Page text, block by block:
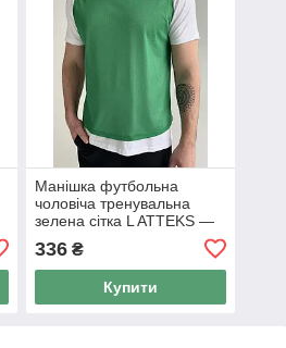
Манішка футбольна
чоловіча тренувальна
зелена сітка L ATTEKS —
336₴
Купити